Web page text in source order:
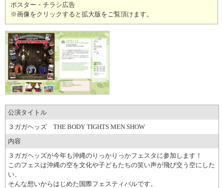
ポスター・チラシ広告
※画像をクリックすると拡大版をご覧頂けます。
公演タイトル
３ガガヘッズ THE BODY TIGHTS MEN SHOW
内容
３ガガヘッズが今年も沖縄のりっかりっかフェスタに参加します！
このフェスは沖縄の空を文化や子どもたちの笑い声が飛び交う空にした
い、
そんな想いからはじめた国際フェスティバルです。